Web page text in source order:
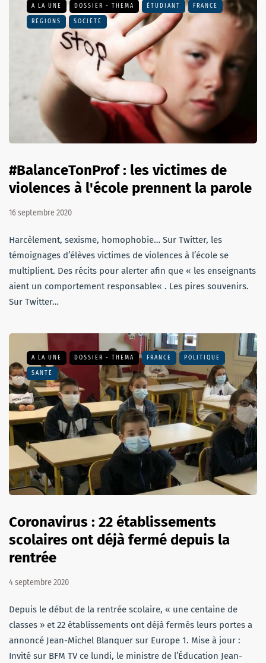
A LA UNE DOSSIER - THEMA ÉTUDIANT FRANCE
RÉGIONS SOCIÉTÉ
#BalanceTonProf : les victimes de
violences à l'école prennent la parole
16 septembre 2020
Harcèlement, sexisme, homophobie… Sur Twitter, les
témoignages d’élèves victimes de violences à l’école se
multiplient. Des récits pour alerter afin que « les enseignants
aient un comportement responsable« . Les pires souvenirs.
Sur Twitter…
A LA UNE DOSSIER - THEMA FRANCE POLITIQUE
SANTÉ
Coronavirus : 22 établissements
scolaires ont déjà fermé depuis la
rentrée
4 septembre 2020
Depuis le début de la rentrée scolaire, « une centaine de
classes » et 22 établissements ont déjà fermés leurs portes a
annoncé Jean-Michel Blanquer sur Europe 1. Mise à jour :
Invité sur BFM TV ce lundi, le ministre de l’Éducation Jean-